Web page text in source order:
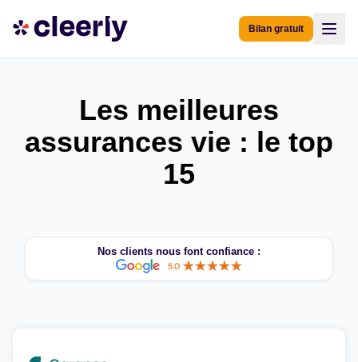
Bilan gratuit
Les meilleures
assurances vie : le top
15
Nos clients nous font confiance :